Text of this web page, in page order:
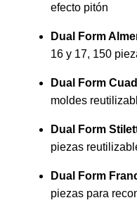
efecto pitón
Dual Form
16 y 17, 150
Dual Form
moldes
Dual Form
piezas
Dual Form
piezas para